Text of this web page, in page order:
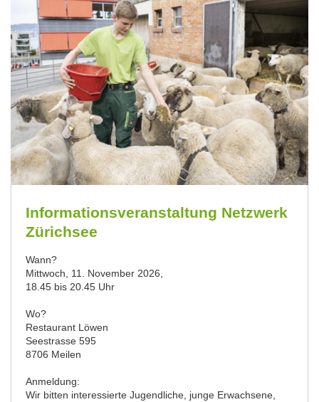
Informationsveranstaltung Netzwerk
Zürichsee
Wann?
Mittwoch, 11. November 2026,
18.45 bis 20.45 Uhr
Wo?
Restaurant Löwen
Seestrasse 595
8706 Meilen
Anmeldung:
Wir bitten interessierte Jugendliche, junge Erwachsene,